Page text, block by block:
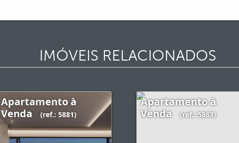
IMÓVEIS RELACIONADOS
Apartamento à
Venda
(ref.: 5881)
Apartamento à
Venda
(ref.: 5863)